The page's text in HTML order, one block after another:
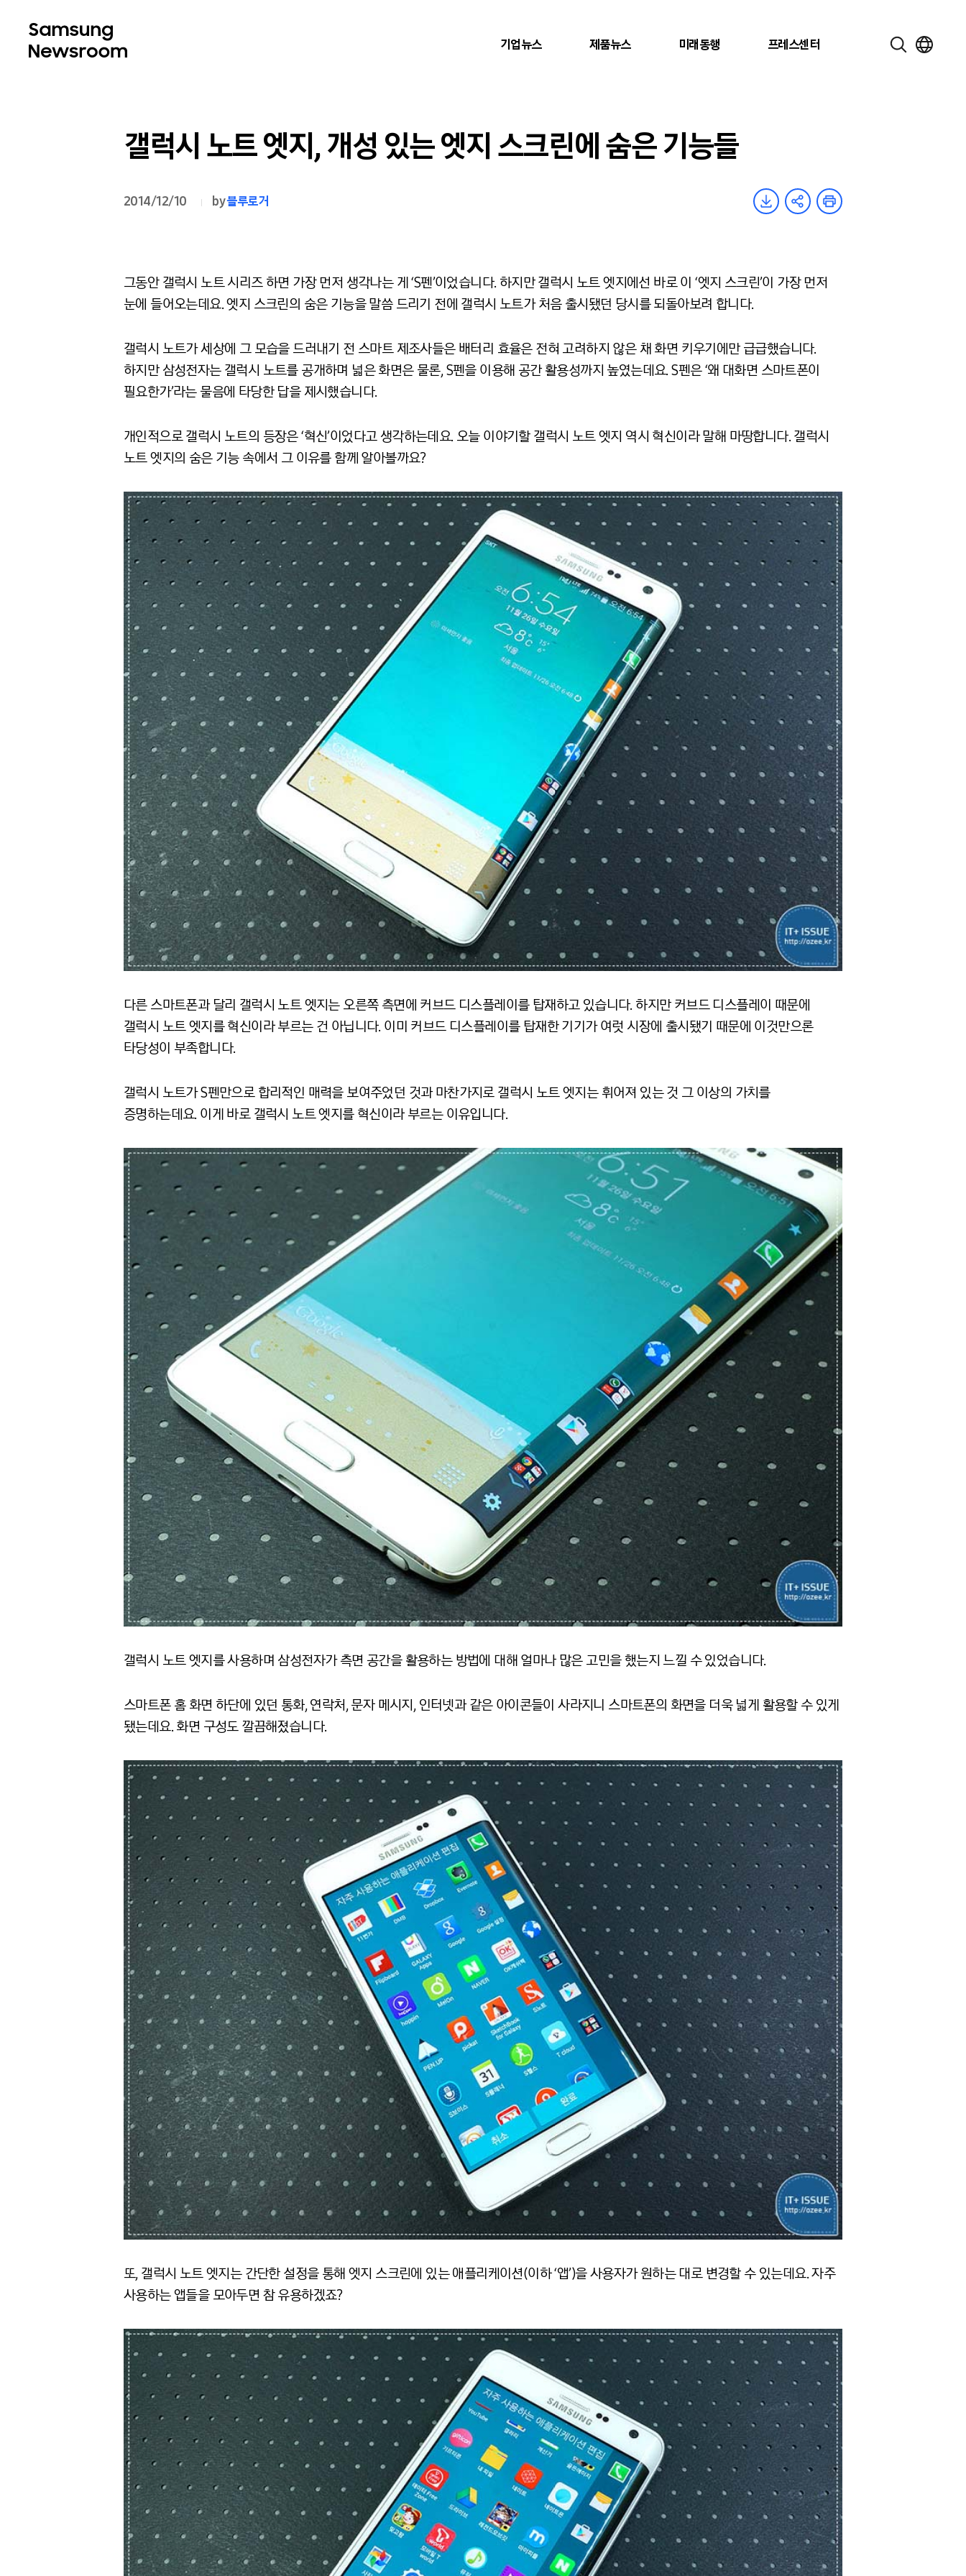
기업뉴스 제품뉴스 미래동행 프레스센터
갤럭시 노트 엣지, 개성 있는 엣지 스크린에 숨은 기능들
2014/12/10 by블루로거
그동안 갤럭시 노트 시리즈 하면 가장 먼저 생각나는 게 ‘S펜’이었습니다. 하지만 갤럭시 노트 엣지에선 바로 이 ‘엣지 스크린’이 가장 먼저
눈에 들어오는데요. 엣지 스크린의 숨은 기능을 말씀 드리기 전에 갤럭시 노트가 처음 출시됐던 당시를 되돌아보려 합니다.
갤럭시 노트가 세상에 그 모습을 드러내기 전 스마트 제조사들은 배터리 효율은 전혀 고려하지 않은 채 화면 키우기에만 급급했습니다.
하지만 삼성전자는 갤럭시 노트를 공개하며 넓은 화면은 물론, S펜을 이용해 공간 활용성까지 높였는데요. S펜은 ‘왜 대화면 스마트폰이
필요한가’라는 물음에 타당한 답을 제시했습니다.
개인적으로 갤럭시 노트의 등장은 ‘혁신’이었다고 생각하는데요. 오늘 이야기할 갤럭시 노트 엣지 역시 혁신이라 말해 마땅합니다. 갤럭시
노트 엣지의 숨은 기능 속에서 그 이유를 함께 알아볼까요?
다른 스마트폰과 달리 갤럭시 노트 엣지는 오른쪽 측면에 커브드 디스플레이를 탑재하고 있습니다. 하지만 커브드 디스플레이 때문에
갤럭시 노트 엣지를 혁신이라 부르는 건 아닙니다. 이미 커브드 디스플레이를 탑재한 기기가 여럿 시장에 출시됐기 때문에 이것만으론
타당성이 부족합니다.
갤럭시 노트가 S펜만으로 합리적인 매력을 보여주었던 것과 마찬가지로 갤럭시 노트 엣지는 휘어져 있는 것 그 이상의 가치를
증명하는데요. 이게 바로 갤럭시 노트 엣지를 혁신이라 부르는 이유입니다.
갤럭시 노트 엣지를 사용하며 삼성전자가 측면 공간을 활용하는 방법에 대해 얼마나 많은 고민을 했는지 느낄 수 있었습니다.
스마트폰 홈 화면 하단에 있던 통화, 연락처, 문자 메시지, 인터넷과 같은 아이콘들이 사라지니 스마트폰의 화면을 더욱 넓게 활용할 수 있게
됐는데요. 화면 구성도 깔끔해졌습니다.
또, 갤럭시 노트 엣지는 간단한 설정을 통해 엣지 스크린에 있는 애플리케이션(이하 ‘앱’)을 사용자가 원하는 대로 변경할 수 있는데요. 자주
사용하는 앱들을 모아두면 참 유용하겠죠?